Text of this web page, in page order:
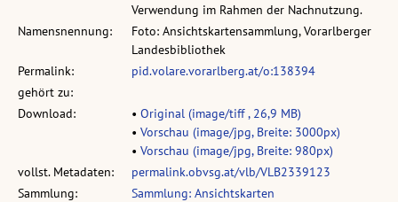
Verwendung im Rahmen der Nachnutzung.
Namensnennung:
Foto: Ansichtskartensammlung, Vorarlberger
Landesbibliothek
Permalink:
pid.volare.vorarlberg.at/o:138394
gehört zu:
Download:
• Original (image/tiff , 26,9 MB)
• Vorschau (image/jpg, Breite: 3000px)
• Vorschau (image/jpg, Breite: 980px)
vollst. Metadaten:
permalink.obvsg.at/vlb/VLB2339123
Sammlung:
Sammlung: Ansichtskarten